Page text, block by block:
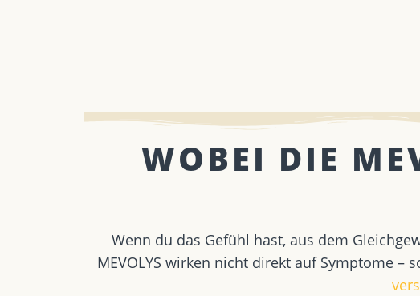
WOBEI DIE
Wenn du das Gefühl hast, aus dem
MEVOLYS wirken nicht direkt auf Symptome